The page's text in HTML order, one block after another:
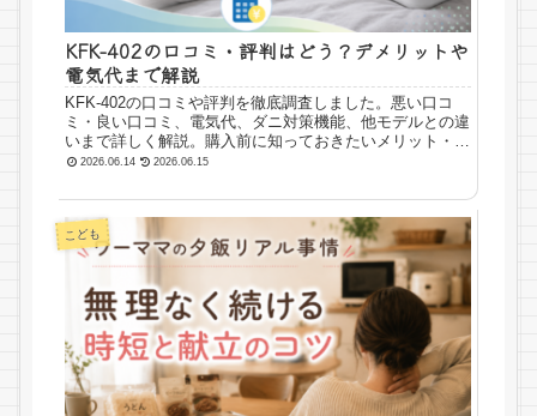
KFK-402の口コミ・評判はどう？デメリットや
電気代まで解説
KFK-402の口コミや評判を徹底調査しました。悪い口コ
ミ・良い口コミ、電気代、ダニ対策機能、他モデルとの違
いまで詳しく解説。購入前に知っておきたいメリット・デ
メリットやおすすめな人もまとめています。
2026.06.14 2026.06.15
こども